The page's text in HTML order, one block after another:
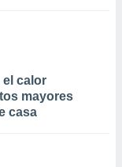
el calor
mayores
casa